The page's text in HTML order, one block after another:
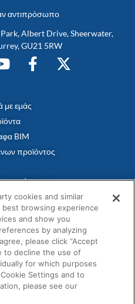
αντιπρόσωπο
Albert Drive, Sheerwater,
GU21 5RW
με εμάς
BIM
προϊόντος
συμμόρφωσης
τα cookies
ευθύνης
Πώλησης
cookies and similar
browsing experience
and show you
by analyzing
please click “Accept
to decline the use of
for which purposes
Settings and to
please see our